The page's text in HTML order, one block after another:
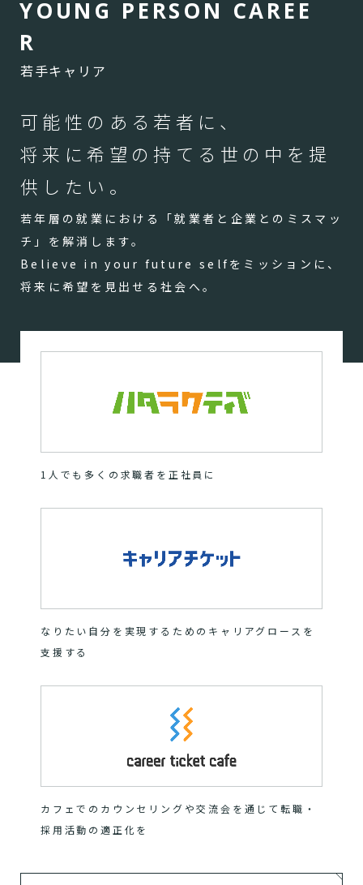
YOUN G PERSON CAREE
R
若手キャリア
可能性のある若者に、
将来に希望の持てる世の中を提
供したい。
若年層の就業における「就業者と企業とのミスマッ
チ」を解消します。
Believe in your future selfをミッションに、
将来に希望を見出せる社会へ。
1人でも多くの求職者を正社員に
なりたい自分を実現するためのキャリアグロースを
支援する
カフェでのカウンセリングや交流会を通じて転職・
採用活動の適正化を